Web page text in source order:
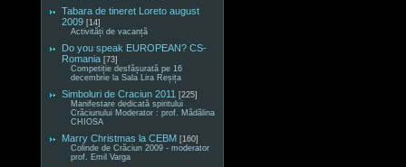
Tabara de tineret Loreto august
2009 [14]
Activități de vacanță
Do you speak EUROPEAN? CS-
Romania [73]
Competiție desfășurată pe 16
decembrie la Sala Lira Reșița
Simboluri de Craciun 2011 [225]
Manifestare dedicată spiritului
Crăciunului Moderator : prof. Mădălina
CHIOSA
Marry Christmas la CEBM [160]
Colinde de Crăciun 2009 - moderator
prof. Emil Varga